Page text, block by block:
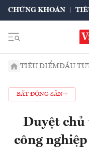
CHỨNG KHOÁN
TIÊU ĐIỂMĐẦU TƯ
BẤT ĐỘNG SẢN
Duyệt
công